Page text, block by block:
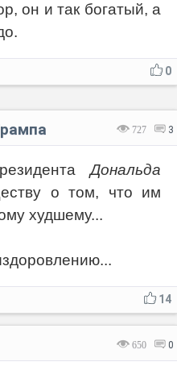
он и так богатый, а
0
727 3
Дональда
о том, что им
худшему...
14
650 0